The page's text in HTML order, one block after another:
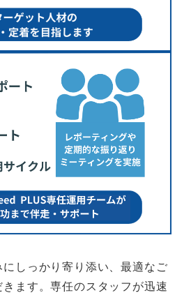
しっかり寄り添い、最適なご
ます。専任のスタッフが迅速